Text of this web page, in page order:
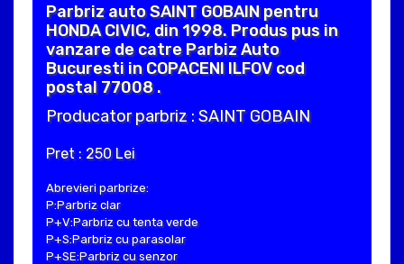
Parbriz auto SAINT GOBAIN pentru
HONDA CIVIC, din 1998. Produs pus in
vanzare de catre Parbiz Auto
Bucuresti in COPACENI ILFOV cod
postal 77008 .
Producator parbriz : SAINT GOBAIN
Pret : 250 Lei
Abrevieri parbrize:
P:Parbriz clar
P+V:Parbriz cu tenta verde
P+S:Parbriz cu parasolar
P+SE:Parbriz cu senzor